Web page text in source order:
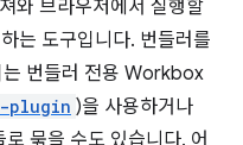
와 브라우저에서 실행할
는 도구입니다. 번들러를
는 번들러 전용 Workbox
plugin )을 사용하거나
묶을 수도 있습니다. 어